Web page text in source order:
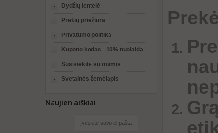
Dydžių lentelė
Prekių priežiūra
Privatumo politika
Kupono kodas - 10% nuolaida
Susisiekite su mumis
Svetainės žemėlapis
Naujienlaiškiai